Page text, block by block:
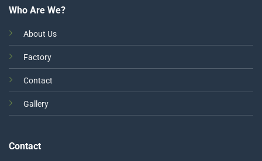
Who Are We?
About Us
Factory
Contact
Gallery
Contact